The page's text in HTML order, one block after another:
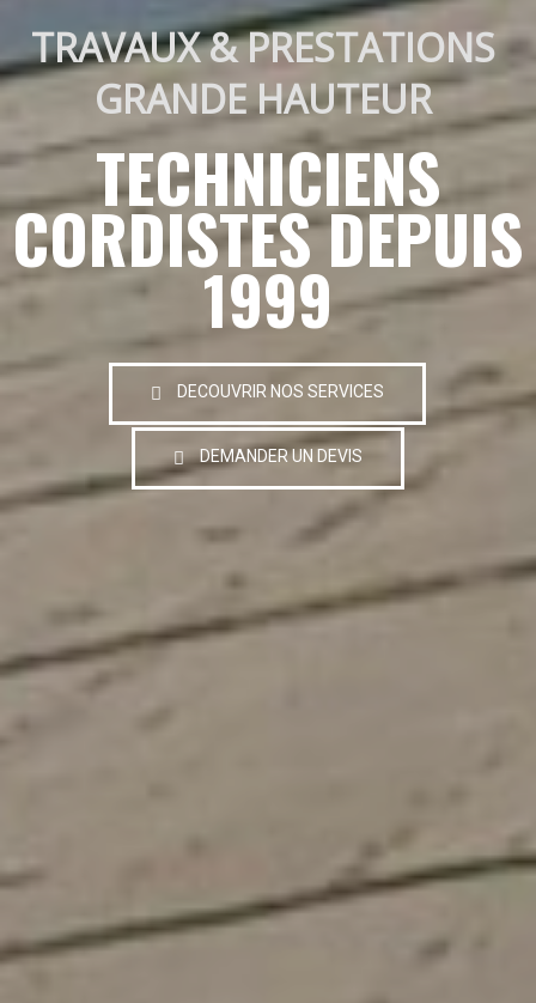
TRAVAUX & PRESTATIONS
GRANDE HAUTEUR
TECHNICIENS
CORDISTES DEPUIS
1999
DECOUVRIR NOS SERVICES
DEMANDER UN DEVIS